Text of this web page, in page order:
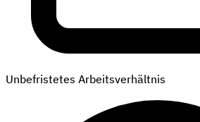
Unbefristetes Arbeitsverhältnis